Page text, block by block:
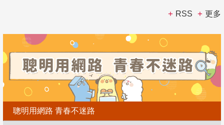
RSS 更多
聰明用網路 青春不迷路